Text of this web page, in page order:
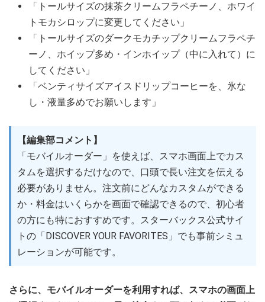
「トールサイズの抹茶クリームフラペチーノ、ホワイ
トモカシロップに変更してください」
「トールサイズのダークモカチップクリームフラペチ
ーノ、ホイップ多め・インホイップ（中に入れて）に
してください」
「ベンティサイズアイスドリップコーヒーを、氷な
し・液量多めでお願いします」
【編集部コメント】
「モバイルオーダー」を使えば、スマホ画面上でカス
タムを選択するだけなので、口頭で長い注文を伝える
必要がありません。注文前にどんなカスタムができる
か・料金はいくらかを画面で確認できるので、初心者
の方にも特におすすめです。スターバックス公式サイ
トの「DISCOVER YOUR FAVORITES」でも事前シミュ
レーションが可能です。
さらに、モバイルオーダーを利用すれば、スマホの画面上